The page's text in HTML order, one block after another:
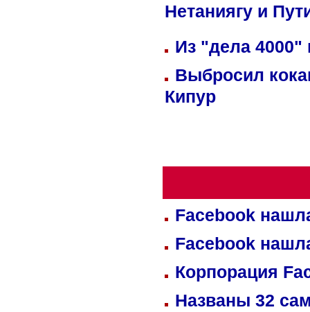
Нетаниягу и
Из "дела 4000"
Выбросил
Кипур
Facebook
Facebook
Корпорация
Названы 32